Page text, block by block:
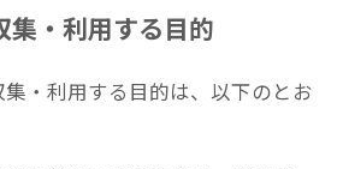
集・利用する目的
・利用する目的は、以下のとお